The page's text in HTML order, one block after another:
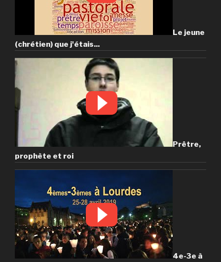
Le jeune
(chrétien) que j'étais...
Prêtre,
prophète et roi
4e-3e à